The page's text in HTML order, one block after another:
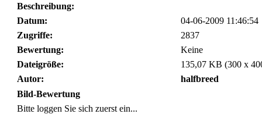
Beschreibung:
Datum:
04-06-2009 11:46:54
Zugriffe:
2837
Bewertung:
Keine
Dateigröße:
135,07 KB (300 x
Autor:
halfbreed
Bild-Bewertung
Bitte loggen Sie sich zuerst ein...